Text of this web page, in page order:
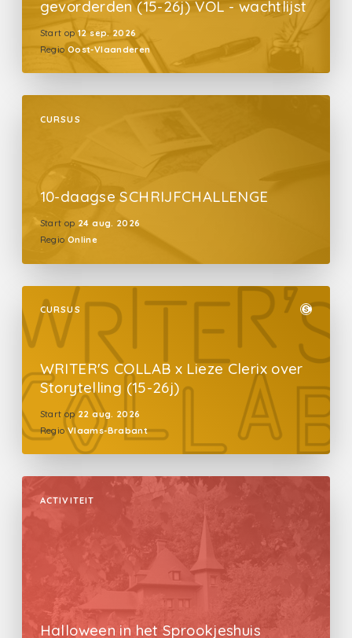
gevorderden (15-26j) VOL - wachtlijst
Start op 12 sep. 2026
Regio Oost-Vlaanderen
CURSUS
10-daagse SCHRIJFCHALLENGE
Start op 24 aug. 2026
Regio Online
CURSUS
WRITER'S COLLAB x Lieze Clerix over
Storytelling (15-26j)
Start op 22 aug. 2026
Regio Vlaams-Brabant
ACTIVITEIT
Halloween in het Sprookjeshuis